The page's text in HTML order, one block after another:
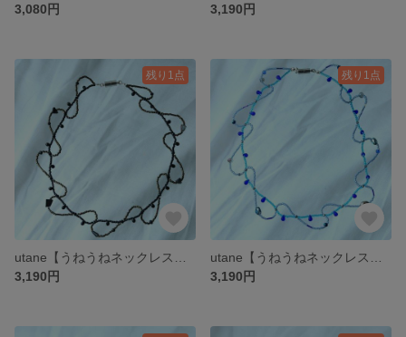
3,080円
3,190円
残り1点
3,190円
残り1点
3,190円